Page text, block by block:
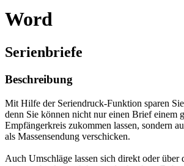
Word
Serienbriefe
Beschreibung
Mit Hilfe der Seriendruck-Funktion sparen
denn Sie können nicht nur einen Brief einem
Empfängerkreis zukommen lassen, sondern
als Massensendung verschicken.
Auch Umschläge lassen sich direkt oder